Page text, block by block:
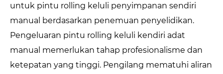
untuk pintu rolling keluli penyimpanan sendiri
manual berdasarkan penemuan penyelidikan.
Pengeluaran pintu rolling keluli kendiri adat
manual memerlukan tahap profesionalisme dan
ketepatan yang tinggi. Pengilang mematuhi aliran